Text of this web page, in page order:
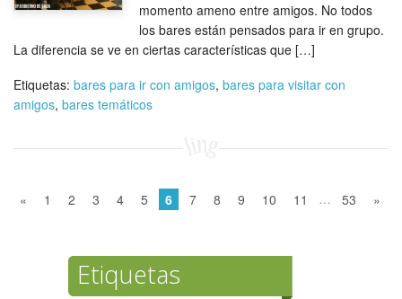
momento ameno entre amigos. No todos
los bares están pensados para ir en grupo.
La diferencia se ve en ciertas características que […]
Etiquetas: bares para ir con amigos, bares para visitar con
amigos, bares temáticos
« 1 2 3 4 5 6 7 8 9 10 11 … 53 »
Etiquetas